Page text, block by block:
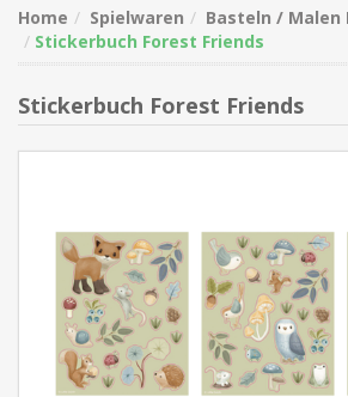
Home Spielwaren
Basteln / Malen
Stickerbuch Forest Friends
Stickerbuch Forest Friends